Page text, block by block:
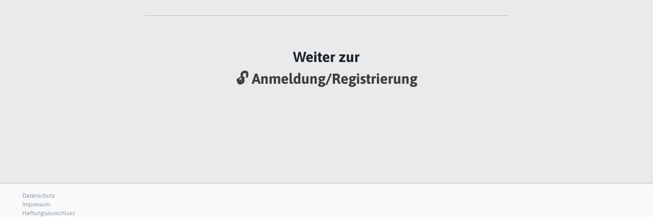
Weiter zur
🔓 Anmeldung/Registrierung
Datenschutz
Impressum
Haftungsausschluss